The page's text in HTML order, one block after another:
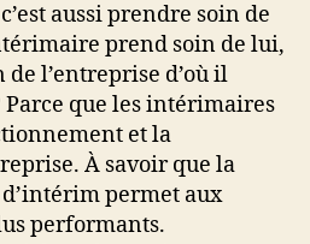
aussi prendre soin de
prend soin de lui,
de l’entreprise d’où il
que les intérimaires
et la
À savoir que la
permet aux
performants.